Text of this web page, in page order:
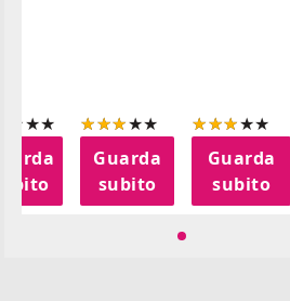
Guarda
subito
Guarda
subito